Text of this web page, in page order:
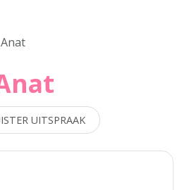
Anat
UITSPRAAK